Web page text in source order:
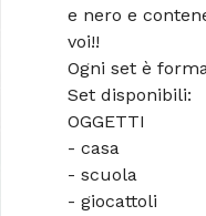
e nero e
voi!!
Ogni set è
Set disponibili:
OGGETTI
- casa
- scuola
- giocattoli